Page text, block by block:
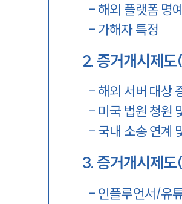
- 해외 플랫폼 명
- 가해자 특정
2.증거개시제
- 해외 서버 대상
- 미국 법원 청원
- 국내 소송 연계
3.증거개시제
- 인플루언서/유